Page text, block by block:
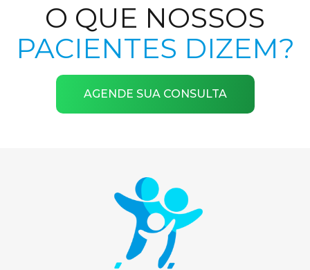
O QUE NOSSOS
PACIENTES DIZEM?
AGENDE SUA CONSULTA